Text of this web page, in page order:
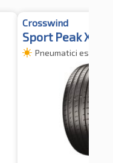
Crosswind
Sport Peak XL
Pneumatici estivi